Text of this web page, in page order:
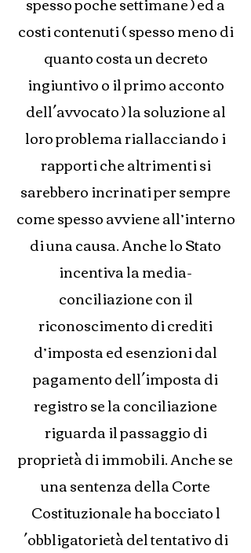
costi contenuti ( spesso meno di
quanto costa un decreto
ingiuntivo o il primo acconto
dell´avvocato ) la soluzione al
loro problema riallacciando i
rapporti che altrimenti si
sarebbero incrinati per sempre
come spesso avviene all’interno
di una causa. Anche lo Stato
incentiva la media-
conciliazione con il
riconoscimento di crediti
d’imposta ed esenzioni dal
pagamento dell´imposta di
registro se la conciliazione
riguarda il passaggio di
proprietà di immobili. Anche se
una sentenza della Corte
Costituzionale ha bocciato l
´obbligatorietà del tentativo di